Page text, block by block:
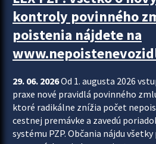
kontroly povinného
poistenia nájdete na
29. 06. 2026Od 1. augusta 2026
praxe nové pravidlá povinného
ktoré radikálne znížia počet
cestnej premávke a zavedú
systému PZP. Občania nájdu